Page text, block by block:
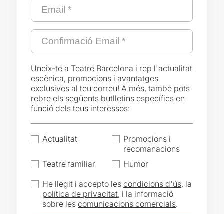
Uneix-te a Teatre Barcelona i rep l'actualitat
escènica, promocions i avantatges
exclusives al teu correu! A més, també pots
rebre els següents butlletins específics en
funció dels teus interessos:
Actualitat
Promocions i
recomanacions
Teatre familiar
Humor
He llegit i accepto lescondicions d'ús, la
política de privacitat, i la informació
sobre lescomunicacions comercials.